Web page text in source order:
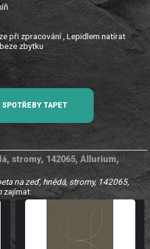
při zpracování , Lepidlem natírat
zbytku
TAPET
stromy, 142065, Allurium,
na zeď, hnědá, stromy, 142065,
zajímat: